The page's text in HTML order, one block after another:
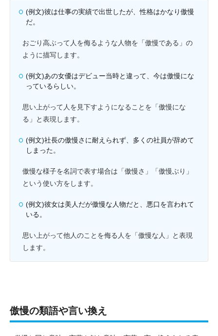
(例文)彼は仕事の実績で出世したが、性格はかなり傲慢
だ。
おごり高ぶって人を侮るような人物を「傲慢である」の
ように描写します。
(例文)あの女優はデビュー当時と違って、今は傲慢にな
っているらしい。
思い上がって人を見下すようになることを「傲慢にな
る」と表現します。
(例文)社長の傲慢さに耐えられず、多くの社員が辞めて
しまった。
傲慢な様子を名詞で表す場合は「傲慢さ」「傲慢ぶり」
という使い方をします。
(例文)彼女は美人だが傲慢な人物だと、悪口を言われて
いる。
思い上がって他人のことを侮る人を「傲慢な人」と表現
します。
傲慢の類語や言い換え